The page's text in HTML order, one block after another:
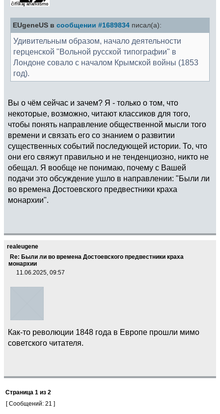
EUgeneUS в сообщении #1689834 писал(а):
Удивительным образом, начало деятельности
герценской "Вольной русской типографии" в
Лондоне совало с началом Крымской войны (1853
год).
Вы о чём сейчас и зачем? Я - только о том, что
некоторые, возможно, читают классиков для того,
чтобы понять направление общественной мысли того
времени и связать его со знанием о развитии
существенных событий последующей истории. То, что
они его свяжут правильно и не тенденциозно, никто не
обещал. Я вообще не понимаю, почему с Вашей
подачи это обсуждение ушло в направлении: "Были ли
во времена Достоевского предвестники краха
монархии".
realeugene
Re: Были ли во времена Достоевского предвестники краха
монархии
11.06.2025, 09:57
Как-то революции 1848 года в Европе прошли мимо
советского читателя.
Страница 1 из 2
[ Сообщений: 21 ]